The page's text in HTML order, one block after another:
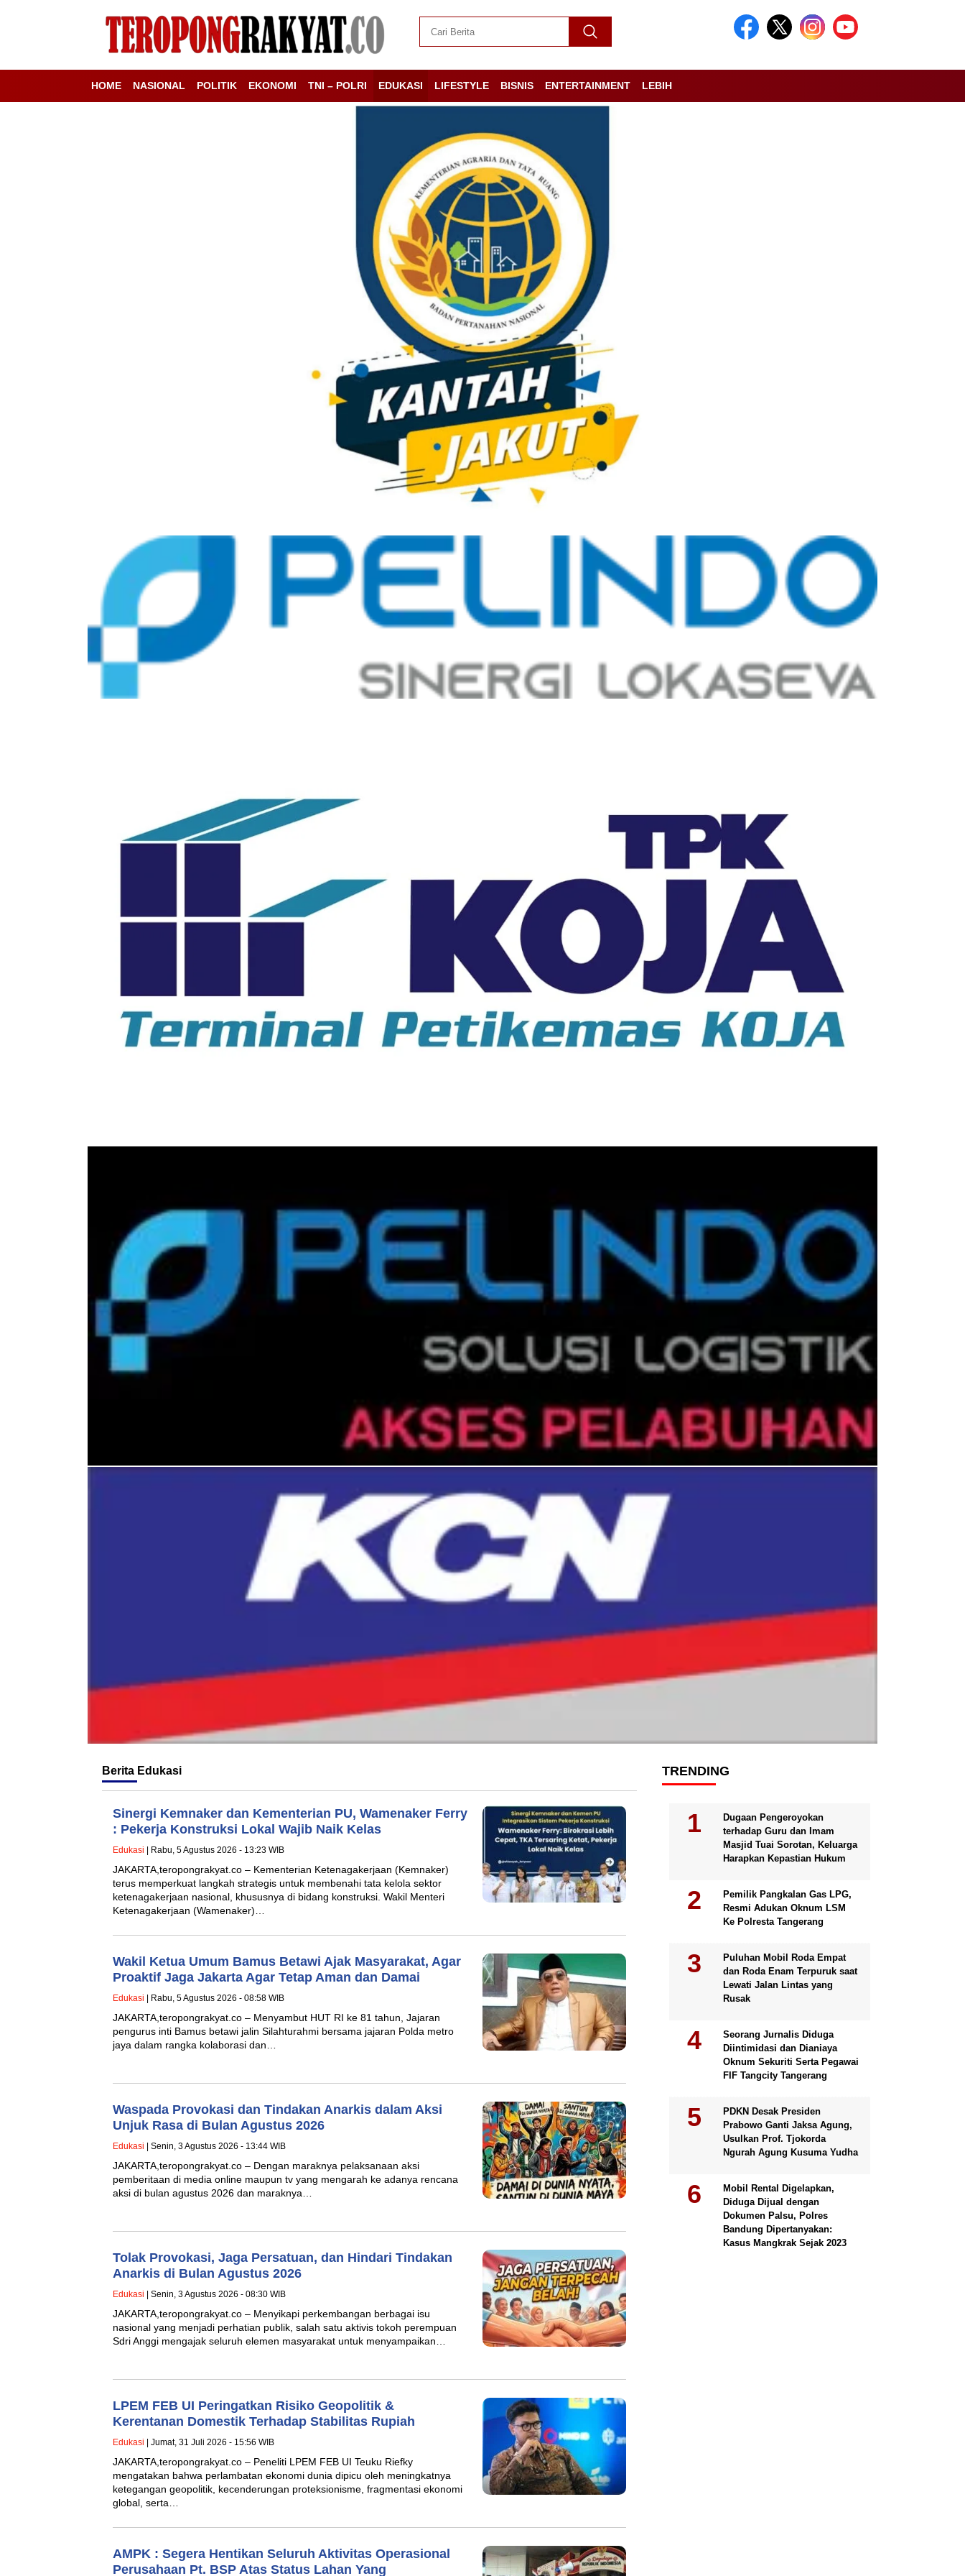
HOME NASIONAL POLITIK EKONOMI TNI – POLRI EDUKASI LIFESTYLE BISNIS ENTERTAINMENT LEBIH
Berita Edukasi
Sinergi Kemnaker dan Kementerian PU, Wamenaker Ferry
: Pekerja Konstruksi Lokal Wajib Naik Kelas
Edukasi | Rabu, 5 Agustus 2026 - 13:23 WIB
JAKARTA,teropongrakyat.co – Kementerian Ketenagakerjaan (Kemnaker)
terus memperkuat langkah strategis untuk membenahi tata kelola sektor
ketenagakerjaan nasional, khususnya di bidang konstruksi. Wakil Menteri
Ketenagakerjaan (Wamenaker)…
Wakil Ketua Umum Bamus Betawi Ajak Masyarakat, Agar
Proaktif Jaga Jakarta Agar Tetap Aman dan Damai
Edukasi | Rabu, 5 Agustus 2026 - 08:58 WIB
JAKARTA,teropongrakyat.co – Menyambut HUT RI ke 81 tahun, Jajaran
pengurus inti Bamus betawi jalin Silahturahmi bersama jajaran Polda metro
jaya dalam rangka kolaborasi dan…
Waspada Provokasi dan Tindakan Anarkis dalam Aksi
Unjuk Rasa di Bulan Agustus 2026
Edukasi | Senin, 3 Agustus 2026 - 13:44 WIB
JAKARTA,teropongrakyat.co – Dengan maraknya pelaksanaan aksi
pemberitaan di media online maupun tv yang mengarah ke adanya rencana
aksi di bulan agustus 2026 dan maraknya…
Tolak Provokasi, Jaga Persatuan, dan Hindari Tindakan
Anarkis di Bulan Agustus 2026
Edukasi | Senin, 3 Agustus 2026 - 08:30 WIB
JAKARTA,teropongrakyat.co – Menyikapi perkembangan berbagai isu
nasional yang menjadi perhatian publik, salah satu aktivis tokoh perempuan
Sdri Anggi mengajak seluruh elemen masyarakat untuk menyampaikan…
LPEM FEB UI Peringatkan Risiko Geopolitik &
Kerentanan Domestik Terhadap Stabilitas Rupiah
Edukasi | Jumat, 31 Juli 2026 - 15:56 WIB
JAKARTA,teropongrakyat.co – Peneliti LPEM FEB UI Teuku Riefky
mengatakan bahwa perlambatan ekonomi dunia dipicu oleh meningkatnya
ketegangan geopolitik, kecenderungan proteksionisme, fragmentasi ekonomi
global, serta…
AMPK : Segera Hentikan Seluruh Aktivitas Operasional
Perusahaan Pt. BSP Atas Status Lahan Yang
TRENDING
Dugaan Pengeroyokan
terhadap Guru dan Imam
Masjid Tuai Sorotan, Keluarga
Harapkan Kepastian Hukum
Pemilik Pangkalan Gas LPG,
Resmi Adukan Oknum LSM
Ke Polresta Tangerang
Puluhan Mobil Roda Empat
dan Roda Enam Terpuruk saat
Lewati Jalan Lintas yang
Rusak
Seorang Jurnalis Diduga
Diintimidasi dan Dianiaya
Oknum Sekuriti Serta Pegawai
FIF Tangcity Tangerang
PDKN Desak Presiden
Prabowo Ganti Jaksa Agung,
Usulkan Prof. Tjokorda
Ngurah Agung Kusuma Yudha
Mobil Rental Digelapkan,
Diduga Dijual dengan
Dokumen Palsu, Polres
Bandung Dipertanyakan:
Kasus Mangkrak Sejak 2023